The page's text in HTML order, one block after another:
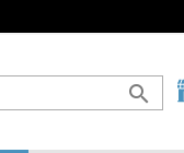
search